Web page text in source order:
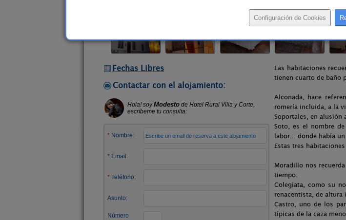
Fechas Libres
Contactar con el alojamiento:
Las habitaciones
tienen cuarto de baño
Alconada, hace
romería incluida, a la
Soportales, en alusión
Soto, es el nombre
labor... donde había
Estas tres
Moradillo nos
tiempo.
Colegiata, como su
renacentista, de altura
Castro, uno de los
típicas de la caza